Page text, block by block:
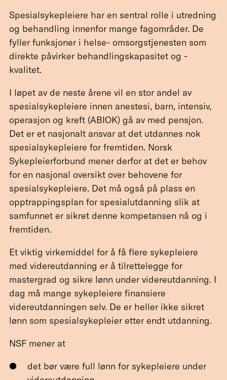
Spesialsykepleiere har en sentral rolle i utredning
og behandling innenfor mange fagområder. De
fyller funksjoner i helse- omsorgstjenesten som
direkte påvirker behandlingskapasitet og -
kvalitet.
I løpet av de neste årene vil en stor andel av
spesialsykepleiere innen anestesi, barn, intensiv,
operasjon og kreft (ABIOK) gå av med pensjon.
Det er et nasjonalt ansvar at det utdannes nok
spesialsykepleiere for fremtiden. Norsk
Sykepleierforbund mener derfor at det er behov
for en nasjonal oversikt over behovene for
spesialsykepleiere. Det må også på plass en
opptrappingsplan for spesialutdanning slik at
samfunnet er sikret denne kompetansen nå og i
fremtiden.
Et viktig virkemiddel for å få flere sykepleiere
med videreutdanning er å tilrettelegge for
mastergrad og sikre lønn under videreutdanning. I
dag må mange sykepleiere finansiere
videreutdanningen selv. De er heller ikke sikret
lønn som spesialsykepleier etter endt utdanning.
NSF mener at
det bør være full lønn for sykepleiere under